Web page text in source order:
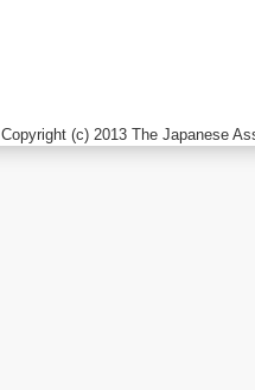
Copyright (c) 2013 The Japanese